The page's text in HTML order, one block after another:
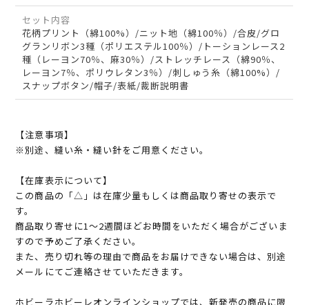
セット内容
花柄プリント（綿100%）/ニット地（綿100％）/合皮/グロ
グランリボン3種（ポリエステル100％）/トーションレース2
種（レーヨン70％、麻30％）/ストレッチレース（綿90％、
レーヨン7％、ポリウレタン3％）/刺しゅう糸（綿100%）/
スナップボタン/帽子/表紙/裁断説明書
【注意事項】
※別途、縫い糸・縫い針をご用意ください。
【在庫表示について】
この商品の「△」は在庫少量もしくは商品取り寄せの表示で
す。
商品取り寄せに1～2週間ほどお時間をいただく場合がございま
すので予めご了承ください。
また、売り切れ等の理由で商品をお届けできない場合は、別途
メールにてご連絡させていただきます。
ホビーラホビーレオンラインショップでは、新発売の商品に限